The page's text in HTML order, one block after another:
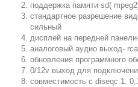
поддержка памяти sd(
стандартное разрешение
сильный
дисплей на передней
аналоговый аудио выход-
обновления программного
0/12v выход для
совместимость с diseqc 1.